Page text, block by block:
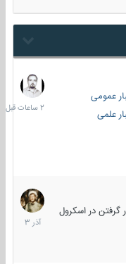
عمومی
علمی
2
ساعات
قبل
در اسکرول
7
آذر
1403